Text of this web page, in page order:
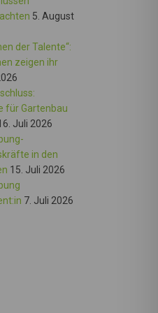
5. August
der Talente“:
zeigen ihr
für Gartenbau
Juli 2026
in den
15. Juli 2026
7. Juli 2026